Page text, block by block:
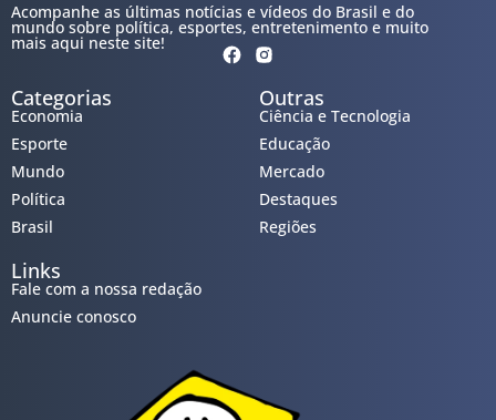
Acompanhe as últimas notícias e vídeos do Brasil e do
mundo sobre política, esportes, entretenimento e muito
mais aqui neste site!
Categorias
Economia
Esporte
Mundo
Política
Brasil
Outras
Ciência e Tecnologia
Educação
Mercado
Destaques
Regiões
Links
Fale com a nossa redação
Anuncie conosco